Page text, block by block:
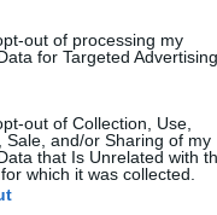
out of processing my
for Targeted Advertising.
out of Collection, Use,
Sale, and/or Sharing of my
that Is Unrelated with
which it was collected.
οι αυθεντικές
ΟΣΑ ΧΡΕΙΑΖΕΣΑΙ